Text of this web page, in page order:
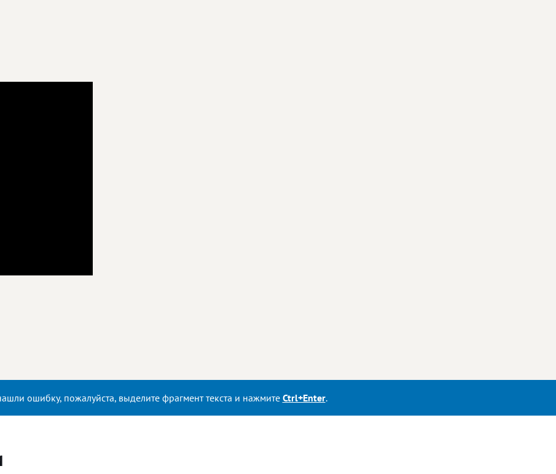
ошибку, пожалуйста, выделите фрагмент текста и нажмите Ctrl+Enter.